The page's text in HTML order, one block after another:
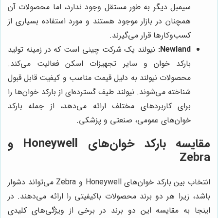
سیمبل دیگر به طور مستقل وجود ندارد، اما محصولات آن
همچنان در بازار موجود هستند و مورد استفاده بسیاری از
کسب‌وکارها قرار می‌گیرند.
Newland: نیولند یک شرکت چینی است که در زمینه تولید
بارکد خوان و سایر تجهیزات اسکن فعالیت می‌کند.
محصولات نیولند به دلیل قیمت مناسب و کیفیت قابل قبول
شناخته می‌شوند. نیولند طیف گسترده‌ای از بارکد خوان‌ها را
برای کاربردهای مختلف ارائه می‌دهد، از جمله بارکد
خوان‌های عمومی، صنعتی و پزشکی.
مقایسه بارکد خوان‌های Honeywell و
Zebra
انتخاب بین بارکد خوان‌های Honeywell و Zebra می‌تواند دشوار
باشد، زیرا هر دو برند محصولات باکیفیتی را ارائه می‌دهند. در
اینجا به مقایسه این دو برند در برخی از ویژگی‌های کلیدی